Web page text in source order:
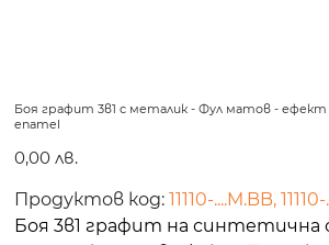
Боя графит 3в1 с металик - Фул матов - ефект
enamel
Цена
0,00 лв.
Продуктов код:11110-....M.BB,
Боя 3в1 графит на синтетична